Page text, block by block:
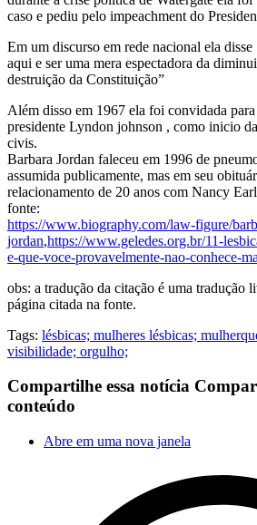
caso e pediu pelo impeachment do
Em um discurso em rede nacional ela
aqui e ser uma mera espectadora da
destruição da Constituição”
Além disso em 1967 ela foi convidada para
presidente Lyndon johnson , como inicio
civis.
Barbara Jordan faleceu em 1996 de
assumida publicamente, mas em seu
relacionamento de 20 anos com Nancy
fonte:
https://www.biography.com/law-figure/
jordan,https://www.geledes.org.br/11-
e-que-voce-provavelmente-nao-conhece-
obs: a tradução da citação é uma tradução
página citada na fonte.
Tags: lésbicas; mulheres lésbicas;
visibilidade; orgulho;
Compartilhe essa notícia
conteúdo
Abre em uma nova janela